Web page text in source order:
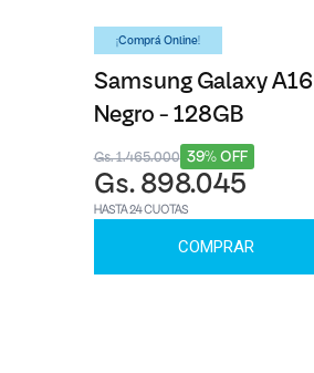
¡Comprá Online!
Samsung Galaxy A16
Negro - 128GB
39% OFF
Gs. 1.465.000
Gs. 898.045
HASTA 24 CUOTAS
COMPRAR